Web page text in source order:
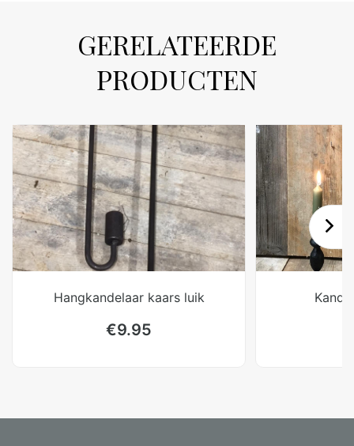
GERELATEERDE
PRODUCTEN
Hangkandelaar kaars luik
€9.95